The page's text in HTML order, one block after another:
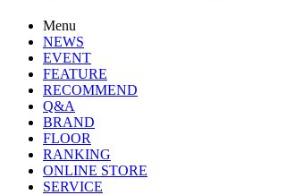
Menu
NEWS
EVENT
FEATURE
RECOMMEND
Q&A
BRAND
FLOOR
RANKING
ONLINE STORE
SERVICE